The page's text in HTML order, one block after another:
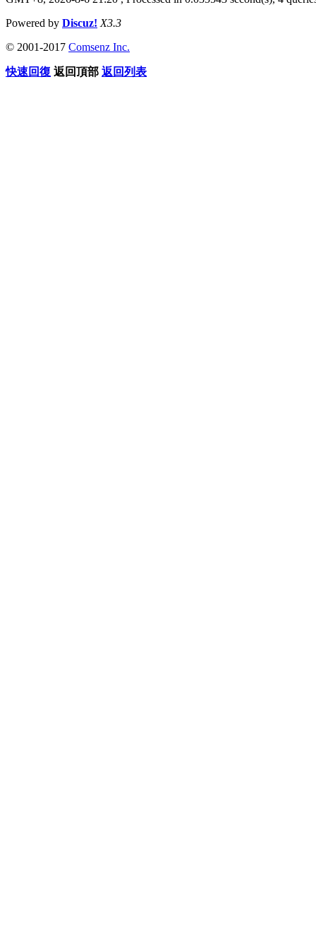
Powered by Discuz! X3.3
© 2001-2017 Comsenz Inc.
快速回復 返回頂部 返回列表